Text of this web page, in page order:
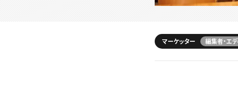
マーケッター 編集者・エ